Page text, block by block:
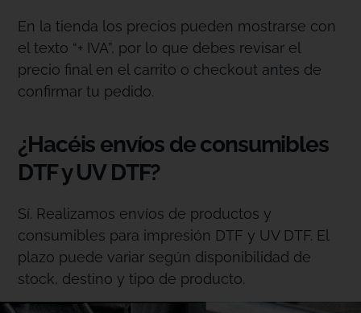
En la tienda los precios pueden mostrarse con
el texto “+ IVA”, por lo que debes revisar el
precio final en el carrito o checkout antes de
confirmar tu pedido.
¿Hacéis envíos de consumibles
DTF y UV DTF?
Sí. Realizamos envíos de productos y
consumibles para impresión DTF y UV DTF. El
plazo puede variar según disponibilidad de
stock, destino y tipo de producto.